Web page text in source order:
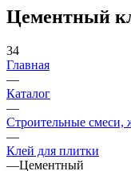
Цементный
34
Главная
—
Каталог
—
Строительные смеси,
—
Клей для плитки
—Цементный